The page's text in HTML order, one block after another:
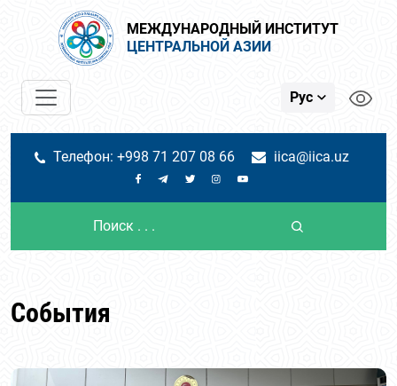
МЕЖДУНАРОДНЫЙ ИНСТИТУТ
ЦЕНТРАЛЬНОЙ АЗИИ
Рус
Телефон: +998 71 207 08 66 iica@iica.uz
События